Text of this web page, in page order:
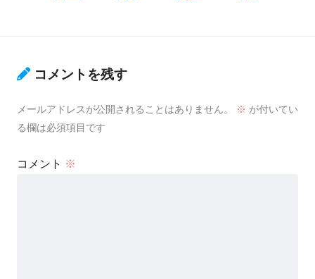
コメントを残す
メールアドレスが公開されることはありません。 ※ が付いてい
る欄は必須項目です
コメント ※